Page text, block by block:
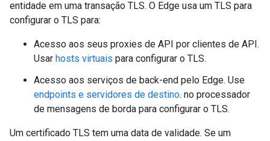
entidade em uma transação TLS. O Edge usa um TLS para
configurar o TLS para:
Acesso aos seus proxies de API por clientes de API.
Usar hosts virtuais para configurar o TLS.
Acesso aos serviços de back-end pelo Edge. Use
endpoints e servidores de destino. no processador
de mensagens de borda para configurar o TLS.
Um certificado TLS tem uma data de validade. Se um